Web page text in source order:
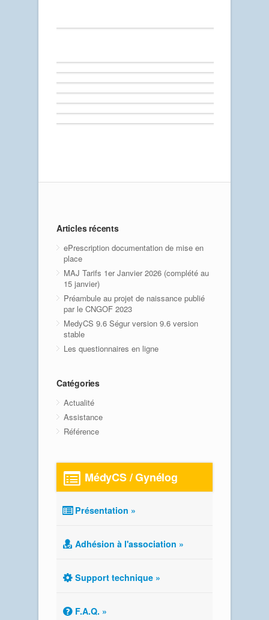
Articles récents
ePrescription documentation de mise en
place
MAJ Tarifs 1er Janvier 2026 (complété au
15 janvier)
Préambule au projet de naissance publié
par le CNGOF 2023
MedyCS 9.6 Ségur version 9.6 version
stable
Les questionnaires en ligne
Catégories
Actualité
Assistance
Référence
MédyCS / Gynélog
Présentation »
Adhésion à l'association »
Support technique »
F.A.Q. »